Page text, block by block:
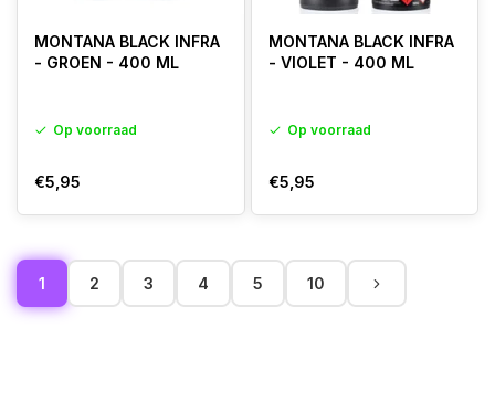
MONTANA BLACK INFRA
- GROEN - 400 ML
Op voorraad
€5,95
MONTANA BLACK INFRA
- VIOLET - 400 ML
Op voorraad
€5,95
1 2 3 4 5 10